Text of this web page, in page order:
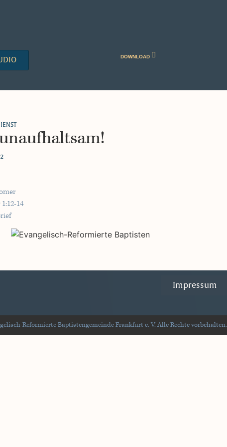
DOWNLOAD
14
Impressum
Reformierte Baptistengemeinde Frankfurt e. V. Alle Rechte vorbehalten.